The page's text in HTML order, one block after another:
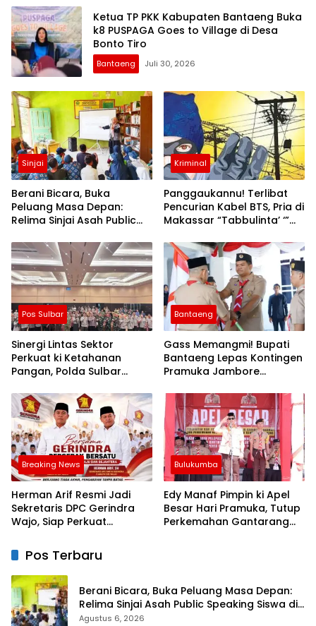
Ketua TP PKK Kabupaten Bantaeng Buka
k8 PUSPAGA Goes to Village di Desa
Bonto Tiro
Bantaeng Juli 30, 2026
Sinjai
Berani Bicara, Buka
Peluang Masa Depan:
Relima Sinjai Asah Public
Nurul Izzah Kalamisu
Kriminal
Panggaukannu! Terlibat
Pencurian Kabel BTS, Pria di
Makassar “Tabbulinta’ ‘”
Pos Sulbar
Sinergi Lintas Sektor
Perkuat ki Ketahanan
Pangan, Polda Sulbar
Sawah dan Mitigasi
Kekeringan
Bantaeng
Gass Memangmi! Bupati
Bantaeng Lepas Kontingen
Pramuka Jambore
Breaking News
Herman Arif Resmi Jadi
Sekretaris DPC Gerindra
Wajo, Siap Perkuat
Bulukumba
Edy Manaf Pimpin ki Apel
Besar Hari Pramuka, Tutup
Perkemahan Gantarang
Pos Terbaru
Berani Bicara, Buka Peluang Masa Depan:
Relima Sinjai Asah Public Speaking Siswa di
MTs Nurul Izzah Kalamisu
Agustus 6, 2026